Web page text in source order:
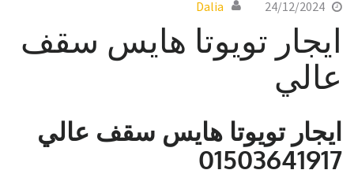
24/12/2024
Dalia
ايجار تويوتا هايس سقف
عالي
ايجار تويوتا هايس سقف عالي
01503641917